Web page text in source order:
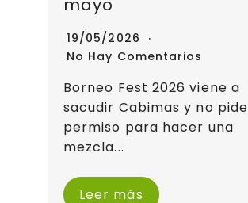
mayo
19/05/2026
No Hay Comentarios
Borneo Fest 2026 viene a
sacudir Cabimas y no pide
permiso para hacer una
mezcla...
Leer más